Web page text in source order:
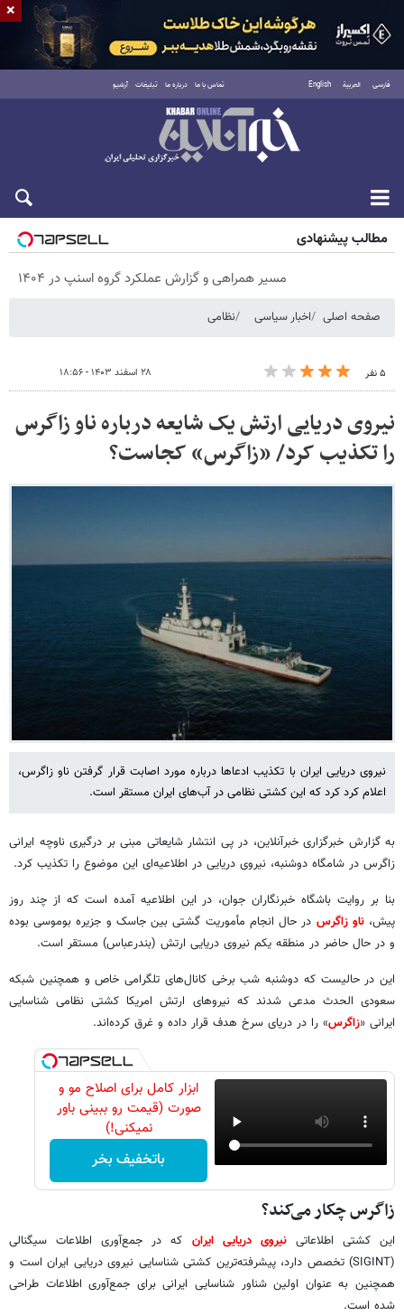
فارسی العربية English تماس با ما درباره ما تبلیغات آرشیو
شنبه ۱۷ مرداد ۱۴۰۵
مطالب پیشنهادی
مسیر همراهی و گزارش عملکرد گروه اسنپ در ۱۴۰۴
صفحه اصلی اخبار سیاسی نظامی
۵ نفر ۲۸ اسفند ۱۴۰۳ - ۱۸:۵۶
نیروی دریایی ارتش یک شایعه درباره ناو زاگرس
را تکذیب کرد/ «زاگرس» کجاست؟
نیروی دریایی ایران با تکذیب ادعاها درباره مورد اصابت قرار گرفتن ناو زاگرس،
اعلام کرد کرد که این کشتی نظامی در آب‌های ایران مستقر است.
به گزارش خبرگزاری خبرآنلاین، در پی انتشار شایعاتی مبنی بر درگیری ناوچه ایرانی
زاگرس در شامگاه دوشنبه، نیروی دریایی در اطلاعیه‌ای این موضوع را تکذیب کرد.
بنا بر روایت باشگاه خبرنگاران جوان، در این اطلاعیه آمده است که از چند روز
پیش،ناو زاگرس در حال انجام مأموریت گشتی بین جاسک و جزیره بوموسی بوده
و در حال حاضر در منطقه یکم نیروی دریایی ارتش (بندرعباس) مستقر است.
این در حالیست که دوشنبه شب برخی کانال‌های تلگرامی خاص و همچنین شبکه
سعودی الحدث مدعی شدند که نیروهای ارتش امریکا کشتی نظامی شناسایی
ایرانی «زاگرس» را در دریای سرخ هدف قرار داده و غرق کرده‌اند.
ابزار کامل برای اصلاح مو و
صورت (قیمت رو ببینی باور
نمیکنی!)
باتخفیف بخر
زاگرس چکار می‌کند؟
این کشتی اطلاعاتینیروی دریایی ایران که در جمع‌آوری اطلاعات سیگنالی
(SIGINT) تخصص دارد، پیشرفته‌ترین کشتی شناسایی نیروی دریایی ایران است و
همچنین به عنوان اولین شناور شناسایی ایرانی برای جمع‌آوری اطلاعات طراحی
شده است.
×